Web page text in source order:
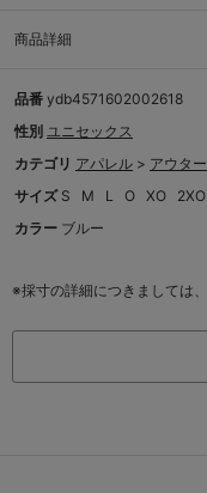
商品詳細
品番 ydb4571602002618
性別 ユニセックス
カテゴリ アパレル > アウター
サイズ S M L O XO
2XO
カラー ブルー
※採寸の詳細につきましては、